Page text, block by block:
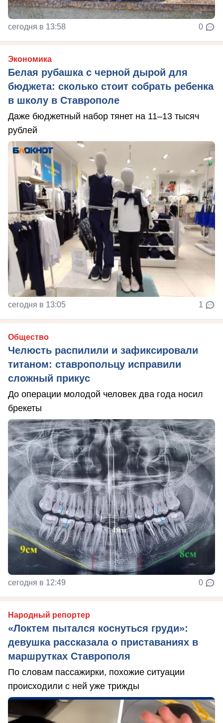
сегодня в 13:58 0
Экономика
Белая рубашка с черной дырой для
бюджета: сколько стоит собрать ребенка
в школу в Ставрополе
Даже бюджетный набор тянет на 11–13 тысяч
рублей
сегодня в 13:05 1
Общество
Челюсть распилили и зафиксировали
титаном: ставропольцу исправили
сложный прикус
До операции молодой человек два года носил
брекеты
сегодня в 12:49 0
Народный репортер
«Локтем пытался коснуться груди»:
девушка рассказала о приставаниях в
маршрутках Ставрополя
По словам пассажирки, похожие ситуации
происходили с ней уже трижды